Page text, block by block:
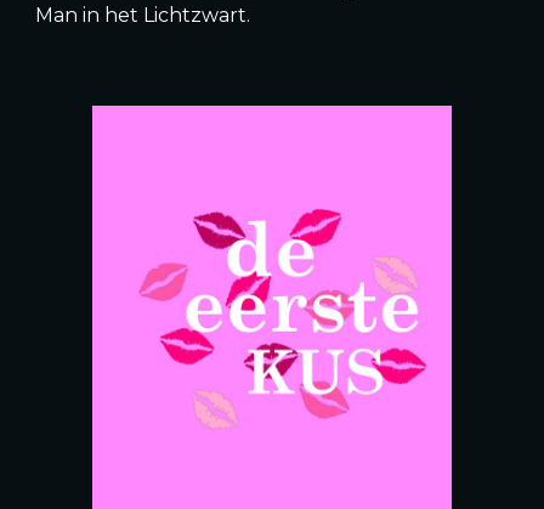
Man in het Lichtzwart.